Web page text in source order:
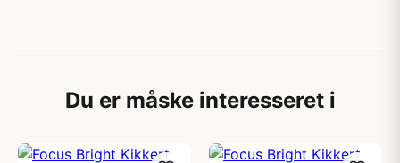
Du er måske interesseret i